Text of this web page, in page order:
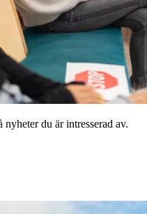
du är intresserad av.